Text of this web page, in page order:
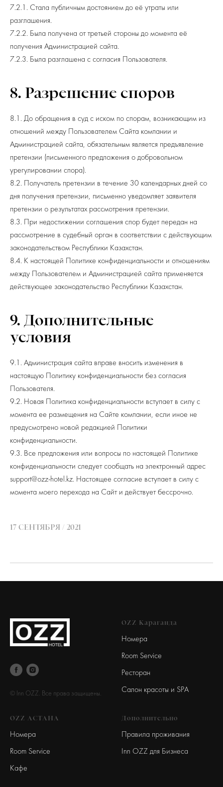
7.2.1. Стала публичным достоянием до её утраты или
разглашения.
7.2.2. Была получена от третьей стороны до момента её
получения Администрацией сайта.
7.2.3. Была разглашена с согласия Пользователя.
8. Разрешение споров
8.1. До обращения в суд с иском по спорам, возникающим из
отношений между Пользователем Сайта компании и
Администрацией сайта, обязательным является предъявление
претензии (письменного предложения о добровольном
урегулировании спора).
8.2. Получатель претензии в течение 30 календарных дней со
дня получения претензии, письменно уведомляет заявителя
претензии о результатах рассмотрения претензии.
8.3. При недостижении соглашения спор будет передан на
рассмотрение в судебный орган в соответствии с действующим
законодательством Республики Казахстан.
8.4. К настоящей Политике конфиденциальности и отношениям
между Пользователем и Администрацией сайта применяется
действующее законодательство Республики Казахстан.
9. Дополнительные
условия
9.1. Администрация сайта вправе вносить изменения в
настоящую Политику конфиденциальности без согласия
Пользователя.
9.2. Новая Политика конфиденциальности вступает в силу с
момента ее размещения на Сайте компании, если иное не
предусмотрено новой редакцией Политики
конфиденциальности.
9.3. Все предложения или вопросы по настоящей Политике
конфиденциальности следует сообщать на электронный адрес
support@ozz-hotel.kz. Настоящее согласие вступает в силу с
момента моего перехода на Сайт и действует бессрочно.
17 СЕНТЯБРЯ / 2021
© Inn OZZ. Все права защищены.
OZZ Караганда
Номера
Room Service
Ресторан
Салон красоты и SPA
OZZ АСТАНА
Номера
Room Service
Кафе
Дополнительно
Правила проживания
Inn OZZ для Бизнеса